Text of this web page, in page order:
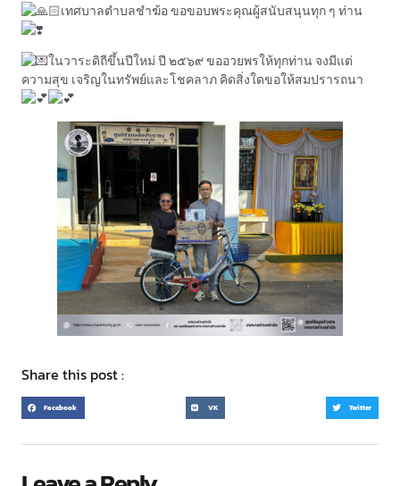
เทศบาลตำบลชำฆ้อ ขอขอบพระคุณผู้สนับสนุนทุก ๆ ท่าน
ในวาระดิถีขึ้นปีใหม่ ปี ๒๕๖๙ ขออวยพรให้ทุกท่าน จงมีแต่
ความสุข เจริญในทรัพย์และโชคลาภ คิดสิ่งใดขอให้สมปรารถนา
Share this post :
Facebook VK Twitter